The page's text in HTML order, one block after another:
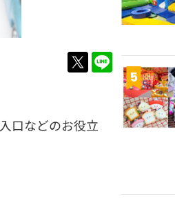
twitterLINE
口などのお役立